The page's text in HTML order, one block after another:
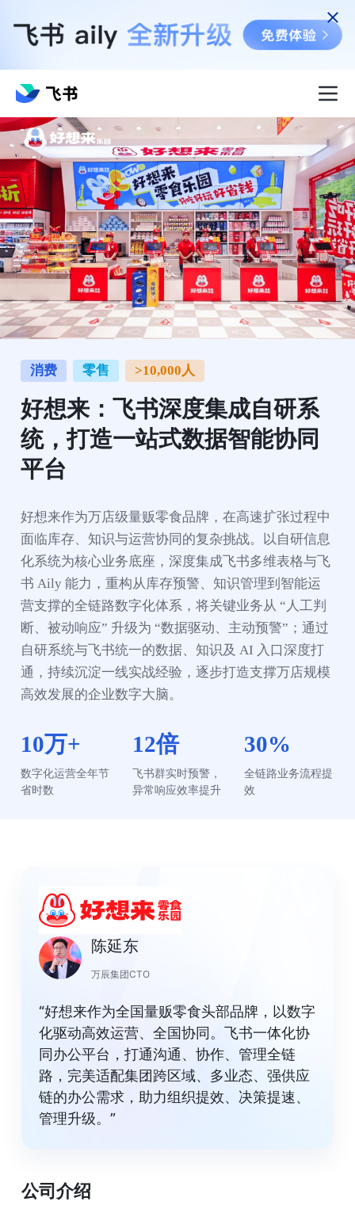
消费 零售 >10,000人
好想来：飞书深度集成自研系
统，打造一站式数据智能协同
平台
好想来作为万店级量贩零食品牌，在高速扩张过程中
面临库存、知识与运营协同的复杂挑战。以自研信息
化系统为核心业务底座，深度集成飞书多维表格与飞
书 Aily 能力，重构从库存预警、知识管理到智能运
营支撑的全链路数字化体系，将关键业务从 “人工判
断、被动响应” 升级为 “数据驱动、主动预警”；通过
自研系统与飞书统一的数据、知识及 AI 入口深度打
通，持续沉淀一线实战经验，逐步打造支撑万店规模
高效发展的企业数字大脑。
10万+
数字化运营全年节
省时数
12倍
飞书群实时预警，
异常响应效率提升
30%
全链路业务流程提
效
陈延东
万辰集团CTO
“好想来作为全国量贩零食头部品牌，以数字
化驱动高效运营、全国协同。飞书一体化协
同办公平台，打通沟通、协作、管理全链
路，完美适配集团跨区域、多业态、强供应
链的办公需求，助力组织提效、决策提速、
管理升级。”
公司介绍